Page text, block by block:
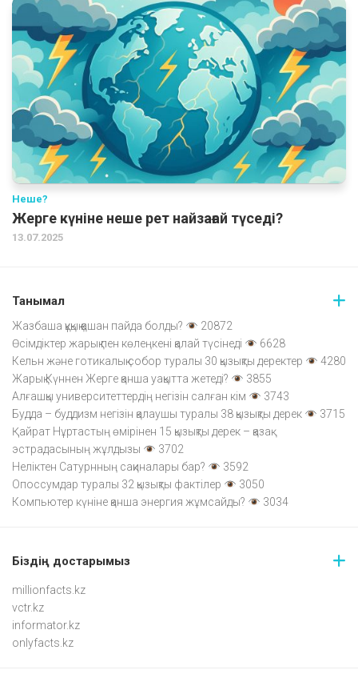
Неше?
Жерге күніне неше рет найзағай түседі?
13.07.2025
Танымал
Жазбаша құқық қашан пайда болды?
20872
Өсімдіктер жарық пен көлеңкені қалай түсінеді
6628
Кельн және готикалық собор туралы 30 қызықты деректер
4280
Жарық Күннен Жерге қанша уақытта жетеді?
3855
Алғашқы университеттердің негізін салған кім
3743
Будда – буддизм негізін қалаушы туралы 38 қызықты дерек
3715
Қайрат Нұртастың өмірінен 15 қызықты дерек – қазақ
эстрадасының жұлдызы
3702
Неліктен Сатурнның сақиналары бар?
3592
Опоссумдар туралы 32 қызықты фактілер
3050
Компьютер күніне қанша энергия жұмсайды?
3034
Біздің достарымыз
millionfacts.kz
vctr.kz
informator.kz
onlyfacts.kz